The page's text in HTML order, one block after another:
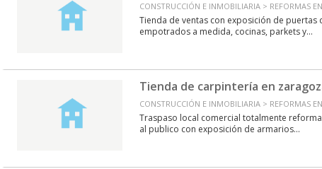
CONSTRUCCIÓN E INMOBILIARIA > REFORMAS
Tienda de ventas con exposición de
empotrados a medida, cocinas, parkets y...
Tienda de carpintería en
CONSTRUCCIÓN E INMOBILIARIA > REFORMAS
Traspaso local comercial totalmente
al publico con exposición de armarios...